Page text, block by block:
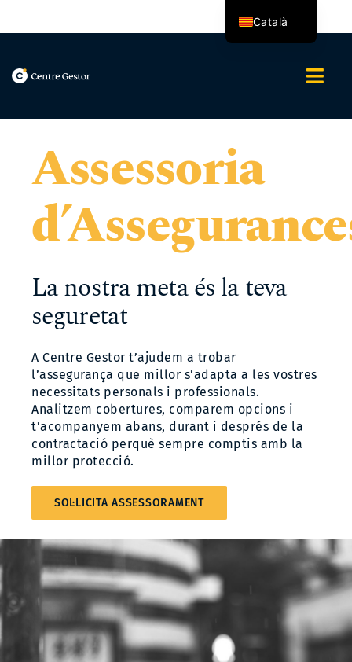
Serveis
Assessoria Integral
Assessoria
La nostra meta és la teva
seguretat
A Centre Gestor t’ajudem a trobar
l’assegurança que millor s’adapta a les vostres
necessitats personals i professionals.
Analitzem cobertures, comparem opcions i
t’acompanyem abans, durant i després de la
contractació perquè sempre comptis amb la
millor protecció.
SOL·LICITA ASSESSORAMENT
Català
Español